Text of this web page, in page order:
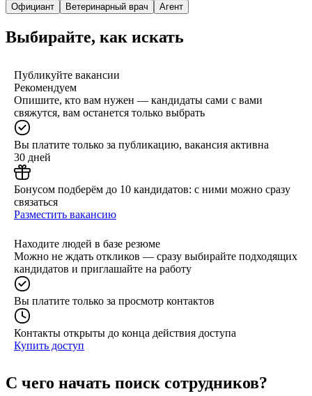
Официант Ветеринарный врач Агент
Выбирайте, как искать
Публикуйте вакансии
Рекомендуем
Опишите, кто вам нужен — кандидаты сами с вами
свяжутся, вам останется только выбрать
Вы платите только за публикацию, вакансия активна
30 дней
Бонусом подберём до 10 кандидатов: с ними можно сразу
связаться
Разместить вакансию
Находите людей в базе резюме
Можно не ждать откликов — сразу выбирайте подходящих
кандидатов и приглашайте на работу
Вы платите только за просмотр контактов
Контакты открыты до конца действия доступа
Купить доступ
С чего начать поиск сотрудников?